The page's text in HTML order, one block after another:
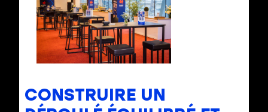
CONSTRUIRE UN